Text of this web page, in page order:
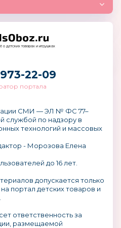
о детских товарах и игрушках
22-09
портала
СМИ — ЭЛ № ФС 77–
службой по надзору в
технологий и массовых
- Морозова Елена
до 16 лет.
допускается только
портал детских товаров и
ответственность за
размещаемой